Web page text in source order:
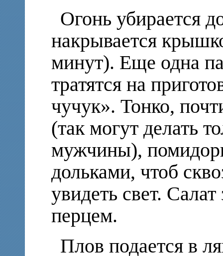
Огонь убирается
накрывается
минут). Еще одна
тратятся на
чучук». Тонко,
(так могут делать
мужчины),
дольками, чтоб
увидеть свет.
перцем.
Плов подается в